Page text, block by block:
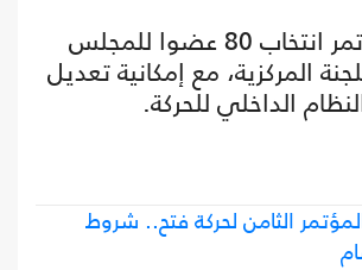
ويناقش المؤتمر انتخاب 80 عضوا للمجلس
و18 للجنة المركزية، مع إمكانية تعديل
الداخلي للحركة.
الثامن لحركة فتح.. شروط